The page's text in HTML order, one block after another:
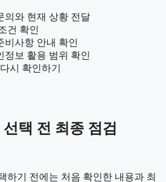
의와 현재 상황 전달
건 확인
비사항 안내 확인
정보 활용 범위 확인
시 확인하기
택 전 최종 점검
하기 전에는 처음 확인한 내용과 최